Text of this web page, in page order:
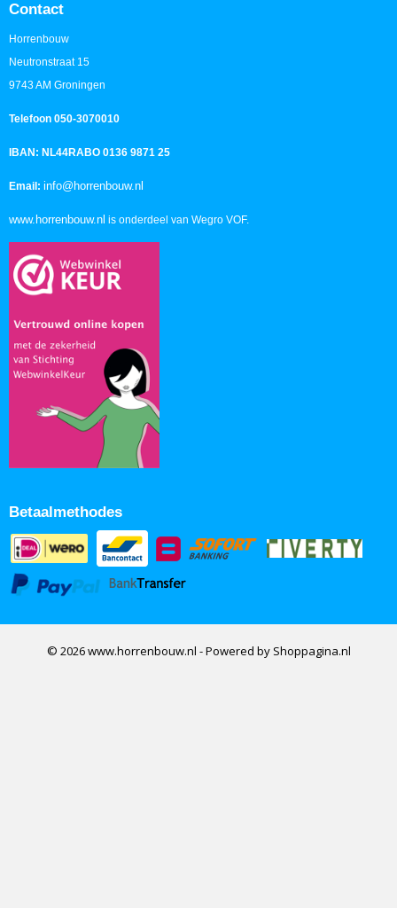
Contact
Horrenbouw
Neutronstraat 15
9743 AM Groningen
Telefoon 050-3070010
IBAN: NL44RABO 0136 9871 25
Email: info@horrenbouw.nl
www.horrenbouw.nl is onderdeel van Wegro VOF.
Betaalmethodes
© 2026 www.horrenbouw.nl - Powered by Shoppagina.nl